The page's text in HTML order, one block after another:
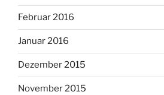
Februar 2016
Januar 2016
Dezember 2015
November 2015